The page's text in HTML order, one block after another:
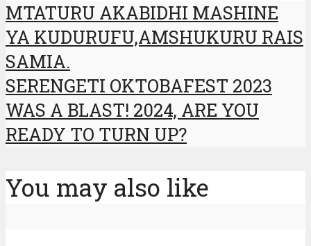
MTATURU AKABIDHI MASHINE
YA KUDURUFU,AMSHUKURU RAIS
SAMIA.
SERENGETI OKTOBAFEST 2023
WAS A BLAST! 2024, ARE YOU
READY TO TURN UP?
You may also like